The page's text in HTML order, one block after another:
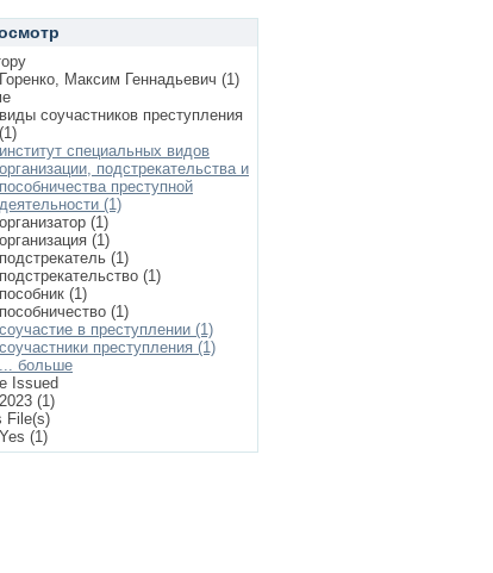
Горенко, Максим Геннадьевич (1)
виды соучастников преступления
(1)
институт специальных видов
организации, подстрекательства и
пособничества преступной
деятельности (1)
организатор (1)
организация (1)
подстрекатель (1)
подстрекательство (1)
пособник (1)
пособничество (1)
соучастие в преступлении (1)
соучастники преступления (1)
... больше
Issued
2023 (1)
File(s)
Yes (1)